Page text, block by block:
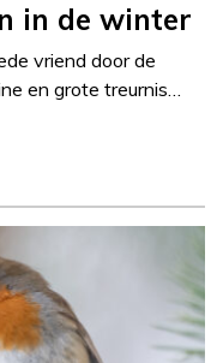
in de winter
vriend door de
en grote treurnis…